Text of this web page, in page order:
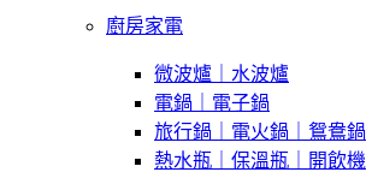
廚房家電
微波爐｜水波爐
電鍋｜電子鍋
旅行鍋｜電火鍋｜鴛鴦鍋
熱水瓶｜保溫瓶｜開飲機